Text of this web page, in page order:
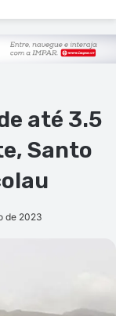
até 3.5
Santo
de 2023